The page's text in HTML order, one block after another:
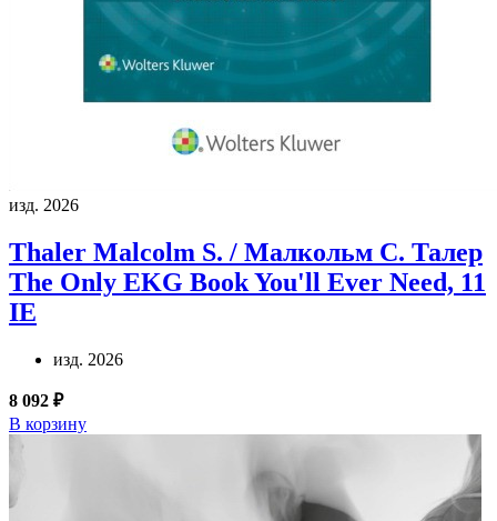
изд. 2026
Thaler Malcolm S. / Малкольм С. Талер
The Only EKG Book You'll Ever Need, 11
IE
изд. 2026
8 092 ₽
В корзину